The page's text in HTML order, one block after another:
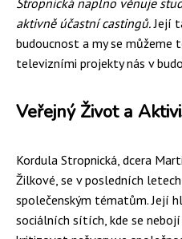
aktivně účastní castingů.Její
budoucnost a my se můžeme
televizními projekty nás v
Veřejný Život a
Kordula Stropnická, dcera
Žilkové, se v posledních
společenským tématům. Její
sociálních sítích, kde se